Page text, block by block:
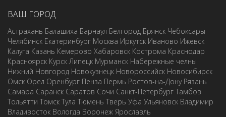
ВАШ ГОРОД
Астрахань Балашиха Барнаул Белгород Брянск Чебоксары
Челябинск Екатеринбург Москва Иркутск Иваново Ижевск
Калуга Казань Кемерово Хабаровск Кострома Краснодар
Красноярск Курск Липецк Мурманск Набережные челны
Нижний Новгород Новокузнецк Новороссийск Новосибирск
Омск Орел Оренбург Пенза Пермь Ростов-на-Дону Рязань
Самара Саранск Саратов Сочи Санкт-Петербург Тамбов
Тольятти Томск Тула Тюмень Тверь Уфа Ульяновск Владимир
Владивосток Вологда Воронеж Ярославль